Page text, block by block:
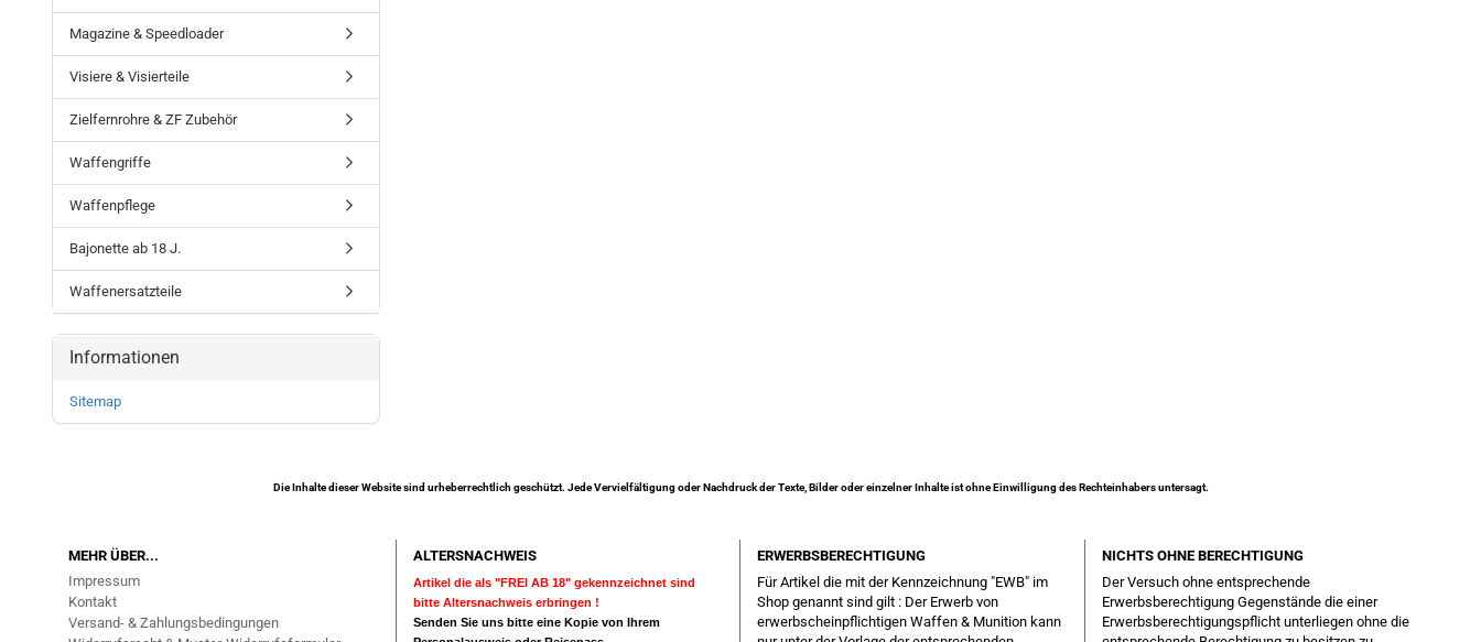
Magazine & Speedloader
Visiere & Visierteile
Zielfernrohre & ZF Zubehör
Waffengriffe
Waffenpflege
Bajonette ab 18 J.
Waffenersatzteile
Informationen
Sitemap
Die Inhalte dieser Website sind urheberrechtlich geschützt. Jede Vervielfältigung oder Nachdruck der Texte, Bilder oder einzelner Inhalte ist ohne Einwilligung des Rechteinhabers untersagt.
MEHR ÜBER...
Impressum
Kontakt
Versand- & Zahlungsbedingungen
ALTERSNACHWEIS
Artikel die als "FREI AB 18" gekennzeichnet sind
bitte Altersnachweis erbringen !
Senden Sie uns bitte eine Kopie von Ihrem
ERWERBSBERECHTIGUNG
Für Artikel die mit der Kennzeichnung "EWB" im
Shop genannt sind gilt : Der Erwerb von
erwerbscheinpflichtigen Waffen & Munition kann
NICHTS OHNE BERECHTIGUNG
Der Versuch ohne entsprechende
Erwerbsberechtigung Gegenstände die einer
Erwerbsberechtigungspflicht unterliegen ohne die